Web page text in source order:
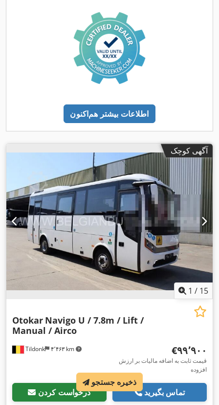
اطلاعات بیشتر هم‌اکنون
آگهی کوچک
1 / 15
Tildonk ۴٬۴۶۳ km
Otokar Navigo U / 7.8m / Lift /
Manual / Airco
‎€۹۹٬۹۰۰
قیمت ثابت به اضافه مالیات بر ارزش
افزوده
درخواست کردن تماس بگیرید
ذخیره جستجو